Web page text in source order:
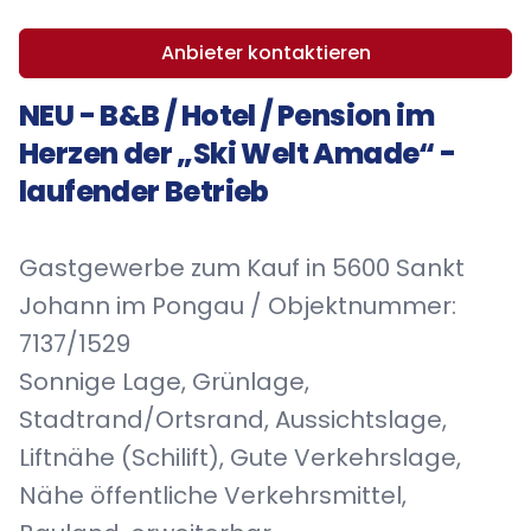
Anbieter kontaktieren
NEU - B&B / Hotel / Pension im
Herzen der „Ski Welt Amade“ -
laufender Betrieb
Gastgewerbe zum Kauf in 5600 Sankt
Johann im Pongau / Objektnummer:
7137/1529
Sonnige Lage, Grünlage,
Stadtrand/Ortsrand, Aussichtslage,
Liftnähe (Schilift), Gute Verkehrslage,
Nähe öffentliche Verkehrsmittel,